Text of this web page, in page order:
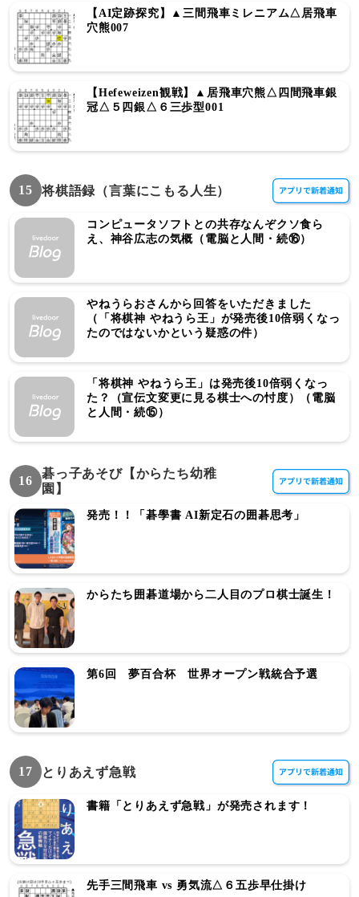
【AI定跡探究】▲三間飛車ミレニアム△居飛車
穴熊007
【Hefeweizen観戦】▲居飛車穴熊△四間飛車銀
冠△５四銀△６三歩型001
15 将棋語録（言葉にこもる人生）
コンピュータソフトとの共存なんぞクソ食ら
え、神谷広志の気概（電脳と人間・続⑯）
やねうらおさんから回答をいただきました
（「将棋神 やねうら王」が発売後10倍弱くなっ
たのではないかという疑惑の件）
「将棋神 やねうら王」は発売後10倍弱くなっ
た？（宣伝文変更に見る棋士への忖度）（電脳
と人間・続⑮）
16
碁っ子あそび【からたち幼稚
園】
発売！！「碁學書 AI新定石の囲碁思考」
からたち囲碁道場から二人目のプロ棋士誕生！
第6回 夢百合杯 世界オープン戦統合予選
17 とりあえず急戦
書籍「とりあえず急戦」が発売されます！
先手三間飛車 vs 勇気流△６五歩早仕掛け